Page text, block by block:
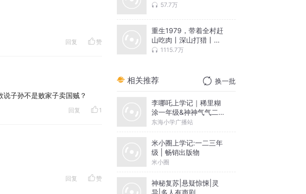
回复 赞
子孙不是败家子卖国贼？
回复 1
回复 赞
57.7万
重生1979，带着全村赶
山吃肉丨深山打猎丨东
北猎人丨经典年代丨VIP
1115.7万
相关推荐 换一批
李哪吒上学记｜稀里糊
涂一年级&神神气气二年
级
东海小学广播站
米小圈上学记:一二三年
级 | 畅销出版物
米小圈
神秘复苏|悬疑惊悚|灵
异|多人有声剧